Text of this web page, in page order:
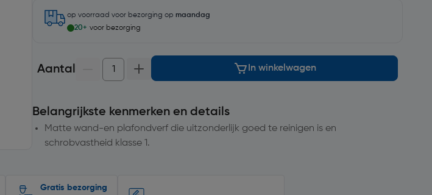
op voorraad voor bezorging op maandag
20+ voor bezorging
Aantal In winkelwagen
Belangrijkste kenmerken en details
Matte wand-en plafondverf die uitzonderlijk goed te reinigen is en
schrobvastheid klasse 1.
Gratis bezorging